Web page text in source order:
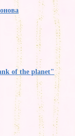
of the planet"